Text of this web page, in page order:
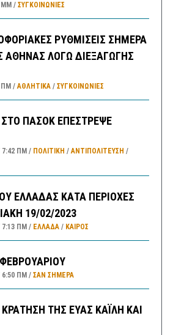
ΜΜ ΣΥΓΚΟΙΝΩΝΊΕΣ
ΡΥΘΜΙΣΕΙΣ ΣΗΜΕΡΑ
ΑΘΗΝΑΣ ΛΟΓΩ ΔΙΕΞΑΓΩΓΗΣ
ΑΘΛΗΤΙΚΑ/ ΣΥΓΚΟΙΝΩΝΊΕΣ
ΠΑΣΟΚ ΕΠΕΣΤΡΕΨΕ
7:42 ΠΜ ΠΟΛΙΤΙΚΗ /ΑΝΤΙΠΟΛΊΤΕΥΣΗ /
ΕΛΛΑΔΑΣ ΚΑΤΑ ΠΕΡΙΟΧΕΣ
19/02/2023
7:13 ΠΜ ΕΛΛΑΔA/ ΚΑΙΡΌΣ
6:50 ΠΜ ΣΑΝ ΣΉΜΕΡΑ
ΚΡΑΤΗΣΗ ΤΗΣ ΕΥΑΣ ΚΑΪΛΗ ΚΑΙ